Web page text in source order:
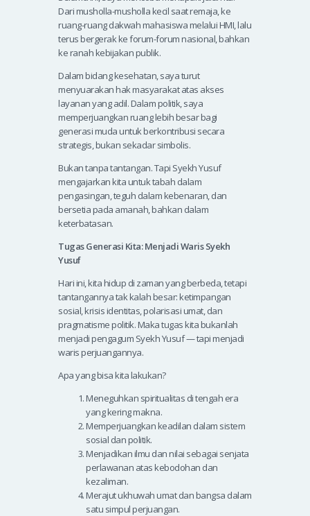
Dari musholla-musholla kecil saat remaja, ke
ruang-ruang dakwah mahasiswa melalui HMI, lalu
terus bergerak ke forum-forum nasional, bahkan
ke ranah kebijakan publik.
Dalam bidang kesehatan, saya turut
menyuarakan hak masyarakat atas akses
layanan yang adil. Dalam politik, saya
memperjuangkan ruang lebih besar bagi
generasi muda untuk berkontribusi secara
strategis, bukan sekadar simbolis.
Bukan tanpa tantangan. Tapi Syekh Yusuf
mengajarkan kita untuk tabah dalam
pengasingan, teguh dalam kebenaran, dan
bersetia pada amanah, bahkan dalam
keterbatasan.
Tugas Generasi Kita: Menjadi Waris Syekh
Yusuf
Hari ini, kita hidup di zaman yang berbeda, tetapi
tantangannya tak kalah besar: ketimpangan
sosial, krisis identitas, polarisasi umat, dan
pragmatisme politik. Maka tugas kita bukanlah
menjadi pengagum Syekh Yusuf — tapi menjadi
waris perjuangannya.
Apa yang bisa kita lakukan?
Meneguhkan spiritualitas di tengah era
yang kering makna.
Memperjuangkan keadilan dalam sistem
sosial dan politik.
Menjadikan ilmu dan nilai sebagai senjata
perlawanan atas kebodohan dan
kezaliman.
Merajut ukhuwah umat dan bangsa dalam
satu simpul perjuangan.